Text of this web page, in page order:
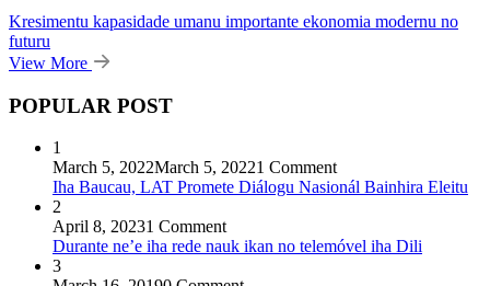
Kresimentu kapasidade umanu importante ekonomia modernu no
futuru
View More
POPULAR POST
1
March 5, 2022March 5, 20221 Comment
Iha Baucau, LAT Promete Diálogu Nasionál Bainhira Eleitu
2
April 8, 20231 Comment
Durante ne’e iha rede nauk ikan no telemóvel iha Dili
3